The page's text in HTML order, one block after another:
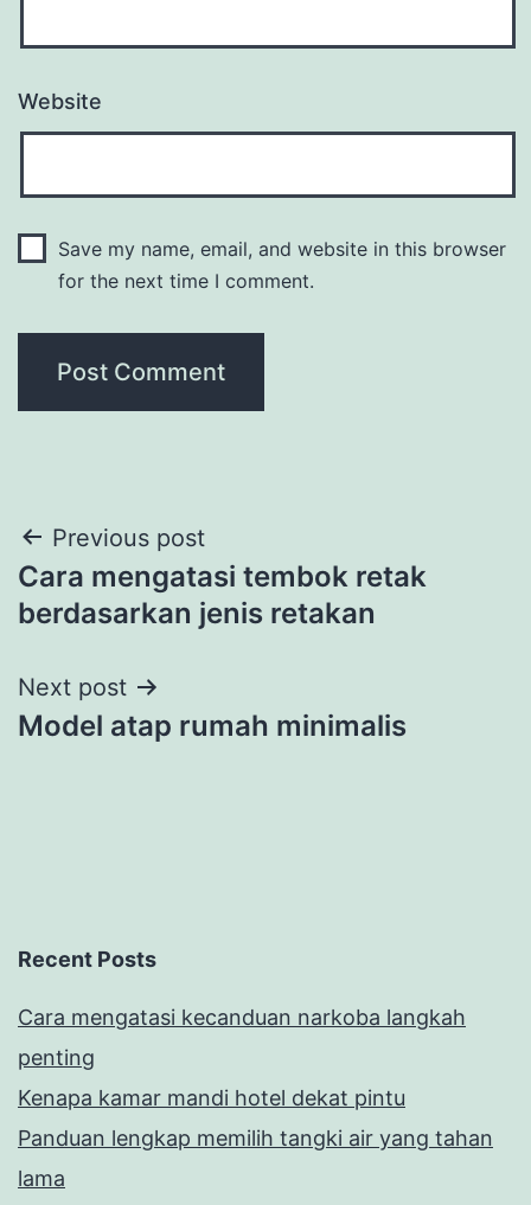
Website
Save my name, email, and website in this browser
for the next time I comment.
Post
navigation
Previous post
Cara mengatasi tembok retak
berdasarkan jenis retakan
Next post
Model atap rumah minimalis
Recent Posts
Cara mengatasi kecanduan narkoba langkah
penting
Kenapa kamar mandi hotel dekat pintu
Panduan lengkap memilih tangki air yang tahan
lama